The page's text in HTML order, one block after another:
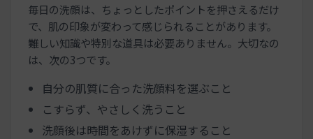
毎日の洗顔は、ちょっとしたポイントを押さえるだけ
で、肌の印象が変わって感じられることがあります。
難しい知識や特別な道具は必要ありません。大切なの
は、次の3つです。
自分の肌質に合った洗顔料を選ぶこと
こすらず、やさしく洗うこと
洗顔後は時間をあけずに保湿すること